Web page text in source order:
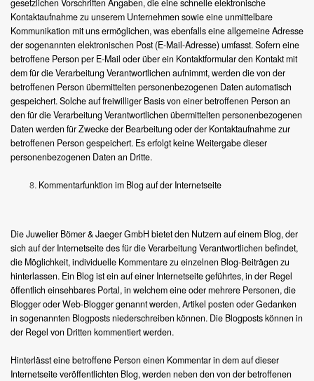
gesetzlichen Vorschriften Angaben, die eine schnelle elektronische
Kontaktaufnahme zu unserem Unternehmen sowie eine unmittelbare
Kommunikation mit uns ermöglichen, was ebenfalls eine allgemeine Adresse
der sogenannten elektronischen Post (E-Mail-Adresse) umfasst. Sofern eine
betroffene Person per E-Mail oder über ein Kontaktformular den Kontakt mit
dem für die Verarbeitung Verantwortlichen aufnimmt, werden die von der
betroffenen Person übermittelten personenbezogenen Daten automatisch
gespeichert. Solche auf freiwilliger Basis von einer betroffenen Person an
den für die Verarbeitung Verantwortlichen übermittelten personenbezogenen
Daten werden für Zwecke der Bearbeitung oder der Kontaktaufnahme zur
betroffenen Person gespeichert. Es erfolgt keine Weitergabe dieser
personenbezogenen Daten an Dritte.
Kommentarfunktion im Blog auf der Internetseite
Die Juwelier Bömer & Jaeger GmbH bietet den Nutzern auf einem Blog, der
sich auf der Internetseite des für die Verarbeitung Verantwortlichen befindet,
die Möglichkeit, individuelle Kommentare zu einzelnen Blog-Beiträgen zu
hinterlassen. Ein Blog ist ein auf einer Internetseite geführtes, in der Regel
öffentlich einsehbares Portal, in welchem eine oder mehrere Personen, die
Blogger oder Web-Blogger genannt werden, Artikel posten oder Gedanken
in sogenannten Blogposts niederschreiben können. Die Blogposts können in
der Regel von Dritten kommentiert werden.
Hinterlässt eine betroffene Person einen Kommentar in dem auf dieser
Internetseite veröffentlichten Blog, werden neben den von der betroffenen